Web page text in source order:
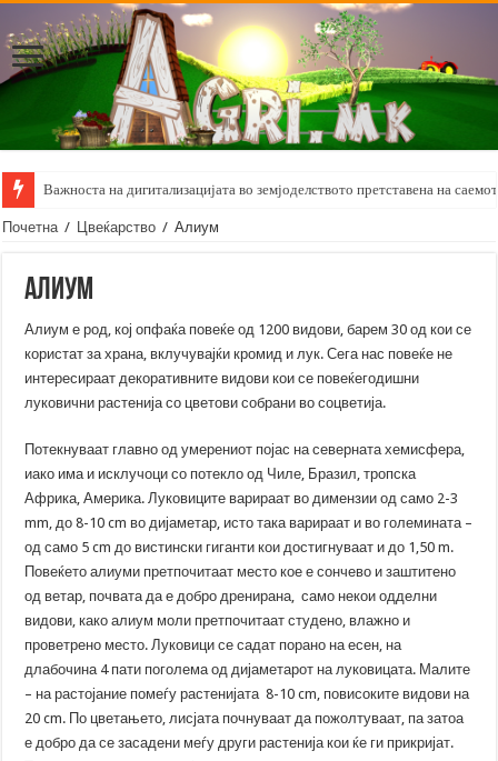
Важноста на дигитализацијата во земјоделството претставена на
Почетна / Цвеќарство / Алиум
Алиум
Алиум е род, кој опфаќа повеќе од 1200 видови, барем 30 од кои се
користат за храна, вклучувајќи кромид и лук. Сега нас повеќе не
интересираат декоративните видови кои се повеќегодишни
луковични растенија со цветови собрани во соцветија.
Потекнуваат главно од умерениот појас на северната хемисфера,
иако има и исклучоци со потекло од Чиле, Бразил, тропска
Африка, Америка. Луковиците варираат во димензии од само 2-3
mm, до 8-10 cm во дијаметар, исто така варираат и во големината –
од само 5 cm до вистински гиганти кои достигнуваат и до 1,50 m.
Повеќето алиуми претпочитаат место кое е сончево и заштитено
од ветар, почвата да е добро дренирана, само некои одделни
видови, како алиум моли претпочитаат студено, влажно и
проветрено место. Луковици се садат порано на есен, на
длабочина 4 пати поголема од дијаметарот на луковицата. Малите
– на растојание помеѓу растенијата 8-10 cm, повисоките видови на
20 cm. По цветањето, лисјата почнуваат да пожолтуваат, па затоа
е добро да се засадени меѓу други растенија кои ќе ги прикријат.